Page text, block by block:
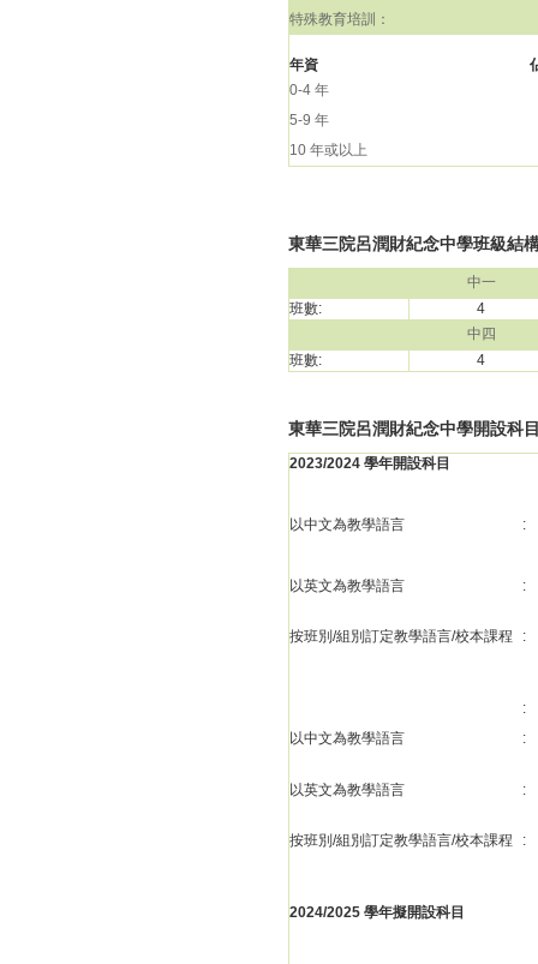
特殊教育培訓：
年資
0-4 年
5-9 年
10 年或以上
東華三院呂潤財紀念中學班級結
中一
班數:
4
中四
班數:
4
東華三院呂潤財紀念中學開設科
2023/2024 學年開設科目
以中文為教學語言 :
以英文為教學語言 :
按班別/組別訂定教學語言/校本課程 :
:
以中文為教學語言
:
以英文為教學語言 :
按班別/組別訂定教學語言/校本課程 :
2024/2025 學年擬開設科目